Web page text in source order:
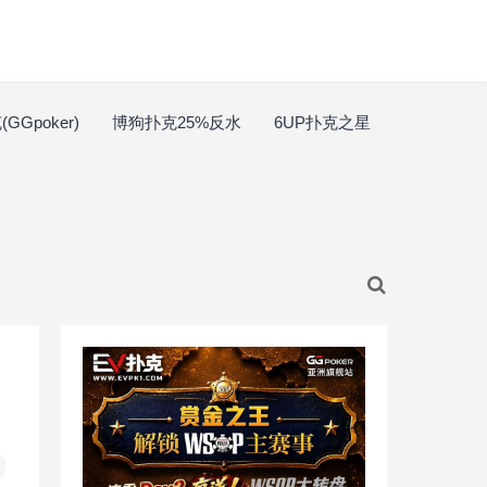
博狗扑克25%反水 6UP扑克之星